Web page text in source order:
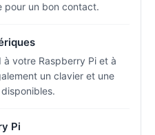
pour un bon contact.
à votre Raspberry Pi et à
un clavier et une
Pi